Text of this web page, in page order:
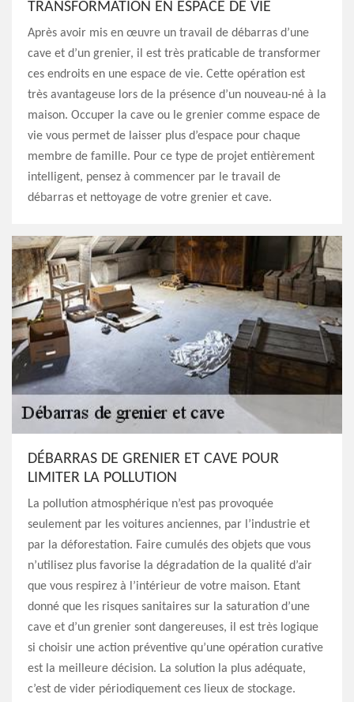
TRANSFORMATION EN ESPACE DE VIE
Après avoir mis en œuvre un travail de débarras d’une
cave et d’un grenier, il est très praticable de transformer
ces endroits en une espace de vie. Cette opération est
très avantageuse lors de la présence d’un nouveau-né à la
maison. Occuper la cave ou le grenier comme espace de
vie vous permet de laisser plus d’espace pour chaque
membre de famille. Pour ce type de projet entièrement
intelligent, pensez à commencer par le travail de
débarras et nettoyage de votre grenier et cave.
DÉBARRAS DE GRENIER ET CAVE POUR
LIMITER LA POLLUTION
La pollution atmosphérique n’est pas provoquée
seulement par les voitures anciennes, par l’industrie et
par la déforestation. Faire cumulés des objets que vous
n’utilisez plus favorise la dégradation de la qualité d’air
que vous respirez à l’intérieur de votre maison. Etant
donné que les risques sanitaires sur la saturation d’une
cave et d’un grenier sont dangereuses, il est très logique
si choisir une action préventive qu’une opération curative
est la meilleure décision. La solution la plus adéquate,
c’est de vider périodiquement ces lieux de stockage.